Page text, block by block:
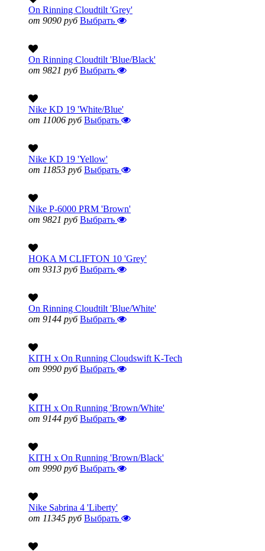
On Rinning Cloudtilt 'Grey'
от 9090 руб Выбрать
On Rinning Cloudtilt 'Blue/Black'
от 9821 руб Выбрать
Nike KD 19 'White/Blue'
от 11006 руб Выбрать
Nike KD 19 'Yellow'
от 11853 руб Выбрать
Nike P-6000 PRM 'Brown'
от 9821 руб Выбрать
HOKA M CLIFTON 10 'Grey'
от 9313 руб Выбрать
On Rinning Cloudtilt 'Blue/White'
от 9144 руб Выбрать
KITH x On Running Cloudswift K-Tech
от 9990 руб Выбрать
KITH x On Running 'Brown/White'
от 9144 руб Выбрать
KITH x On Running 'Brown/Black'
от 9990 руб Выбрать
Nike Sabrina 4 'Liberty'
от 11345 руб Выбрать